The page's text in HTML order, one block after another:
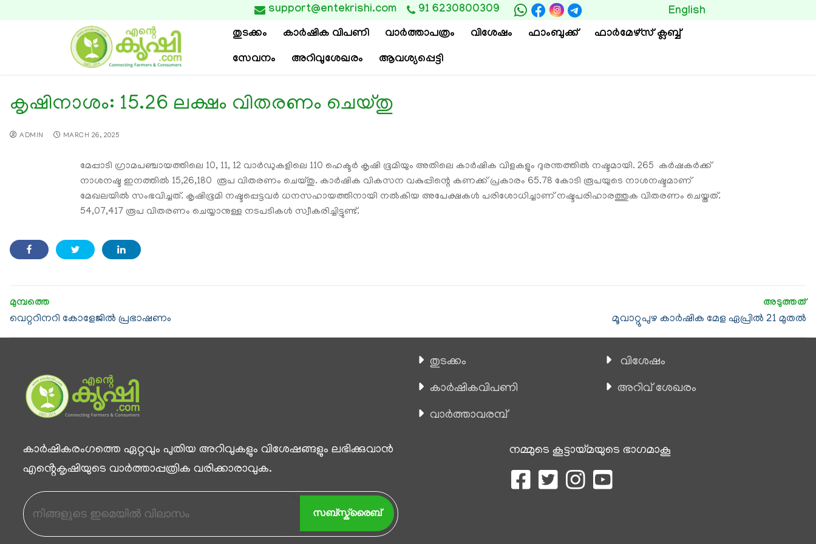
 support@entekrishi.com 91 6230800309
തുടക്കം കാര്‍ഷിക വിപണി വാ‍ർത്താപത്രം വിശേഷം ഫാംബുക്ക്
ഫാര്‍മേഴ്സ് ക്ലബ്ബ്
സേവനം
അറിവുശേഖരം ആവശ്യപ്പെട്ടി
English
കൃഷിനാശം: 15.26 ലക്ഷം വിതരണം ചെയ്തു
ADMIN MARCH 26, 2025
മേപ്പാടി ഗ്രാമപഞ്ചായത്തിലെ 10, 11, 12 വാര്‍ഡുകളിലെ 110 ഹെക്ടര്‍ കൃഷി ഭൂമിയും അതിലെ കാര്‍ഷിക വിളകളും ദുരന്തത്തില്‍ നഷ്ടമായി. 265 കര്‍ഷകര്‍ക്ക്
നാശനഷ്ട ഇനത്തില്‍ 15,26,180 രൂപ വിതരണം ചെയ്തു. കാര്‍ഷിക വികസന വകുപ്പിന്റെ കണക്ക് പ്രകാരം 65.78 കോടി രൂപയുടെ നാശനഷ്ടമാണ്
മേഖലയില്‍ സംഭവിച്ചത്. കൃഷിഭൂമി നഷ്ടപ്പെട്ടവര്‍ ധനസഹായത്തിനായി നല്‍കിയ അപേക്ഷകള്‍ പരിശോധിച്ചാണ് നഷ്ടപരിഹാരത്തുക വിതരണം ചെയ്തത്.
54,07,417 രൂപ വിതരണം ചെയ്യാനുള്ള നടപടികള്‍ സ്വീകരിച്ചിട്ടുണ്ട്.
വെറ്ററിനറി കോളേജിൽ പ്രഭാഷണം മൂവാറ്റുപുഴ കാർഷിക മേള ഏപ്രിൽ 21 മുതൽ
കാര്‍ഷികരംഗത്തെ ഏറ്റവും പുതിയ അറിവുകളും വിശേഷങ്ങളും ലഭിക്കുവാന്‍
എൻ്റെകൃഷിയുടെ വാര്‍ത്താപ്പത്രിക വരിക്കാരാവുക.
സബ്സ്ക്രൈബ്
തുടക്കം
കാ‍ർഷികവിപണി
വാര്‍ത്താവരമ്പ്
വിശേഷം
അറിവ് ശേഖരം
നമ്മുടെ കൂട്ടായ്മയുടെ ഭാഗമാകൂ